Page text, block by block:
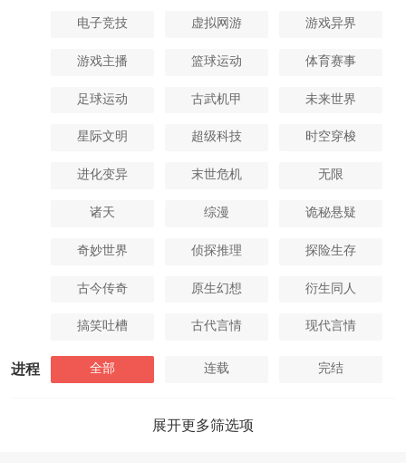
电子竞技 虚拟网游 游戏异界
游戏主播 篮球运动 体育赛事
足球运动 古武机甲 未来世界
星际文明 超级科技 时空穿梭
进化变异 末世危机 无限
诸天 综漫 诡秘悬疑
奇妙世界 侦探推理 探险生存
古今传奇 原生幻想 衍生同人
搞笑吐槽 古代言情 现代言情
进程 全部 连载 完结
展开更多筛选项